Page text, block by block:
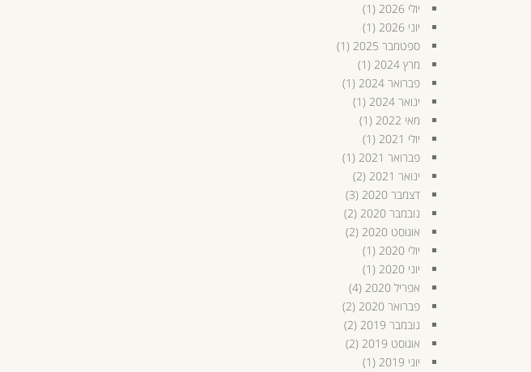
יולי 2026
(1)
יוני 2026
(1)
ספטמבר 2025
(1)
מרץ 2024
(1)
פברואר 2024
(1)
ינואר 2024
(1)
מאי 2022
(1)
יולי 2021
(1)
פברואר 2021
(1)
ינואר 2021
(2)
דצמבר 2020
(3)
נובמבר 2020
(2)
אוגוסט 2020
(2)
יולי 2020
(1)
יוני 2020
(1)
אפריל 2020
(4)
פברואר 2020
(2)
נובמבר 2019
(2)
אוגוסט 2019
(2)
יוני 2019
(1)